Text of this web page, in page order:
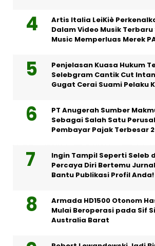
Artis Italia LeiKiè
Dalam Video Musik
Music Memperluas Merek
Penjelasan Kuasa Hukum
Selebgram Cantik Cut
Gugat Cerai Suami Pelaku
PT Anugerah Sumber
Sebagai Salah Satu
Pembayar Pajak Terbesar
Ingin Tampil Seperti Seleb
Percaya Diri Bertemu
Bantu Publikasi Profil Anda!
Armada HD1500 Otonom
Mulai Beroperasi pada Sif
Australia Barat